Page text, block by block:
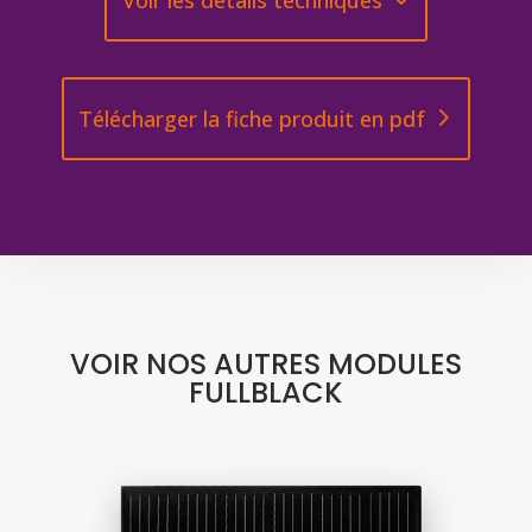
Télécharger la fiche produit en pdf
VOIR NOS AUTRES MODULES
FULLBLACK